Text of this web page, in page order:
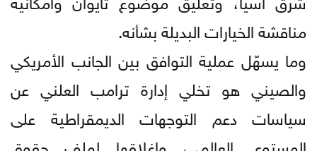
مناقشة الخيارات البديلة بشأنه.
وما يسهّل عملية التوافق بين الجانب الأمريكي
والصيني هو تخلي إدارة ترامب العلني عن
سياسات دعم التوجهات الديمقراطية على
المستوى العالمي، وإغلاقها لملف حقوق